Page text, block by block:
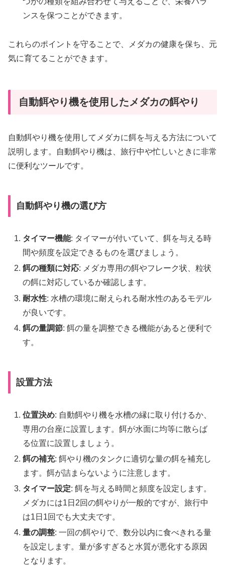
ンスを保つことができます。
これらのポイントを守ることで、メダカの健康を保ち、元
気に育てることができます。
自動餌やり機を使用したメダカの餌やり
自動餌やり機を使用してメダカに餌を与える方法について
説明します。自動餌やり機は、旅行中や忙しいときに非常
に便利なツールです。
自動餌やり機の選び方
タイマー機能: タイマーが付いていて、餌を与える時
間や頻度を設定できるものを選びましょう。
餌の種類に対応: メダカ専用の餌やフレーク状、粒状
の餌に対応しているか確認します。
耐水性: 水槽の環境に耐えられる耐水性のあるモデル
が良いです。
餌の量調節: 餌の量を調整できる機能があると便利で
す。
設置方法
位置決め: 自動餌やり機を水槽の縁に取り付けるか、
専用の台座に設置します。餌が水面に均等に散らば
る位置に設置しましょう。
餌の補充: 餌やり機のタンクに適切な量の餌を補充し
ます。餌が詰まらないように注意します。
タイマー設定: 餌を与える時間と頻度を設定します。
メダカには1日2回の餌やりが一般的ですが、旅行中
は1日1回でも大丈夫です。
量の調整: 一回の餌やりで、数分以内に食べきれる量
を設定します。量が多すぎると水質が悪化する原因
となります。